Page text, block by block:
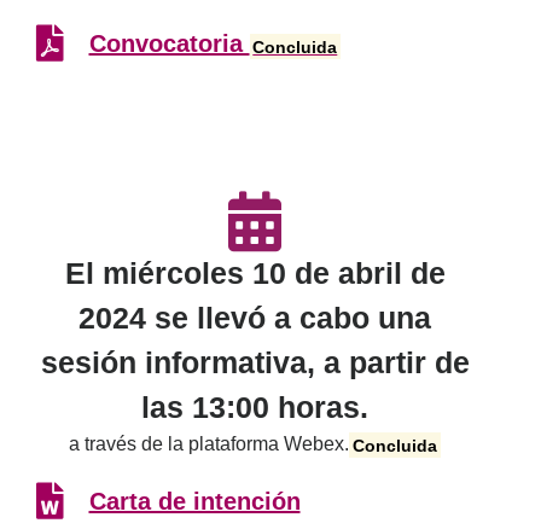
Convocatoria Concluida
El miércoles 10 de abril de
2024 se llevó a cabo una
sesión informativa, a partir de
las 13:00 horas.
a través de la plataforma Webex. Concluida
Carta de intención